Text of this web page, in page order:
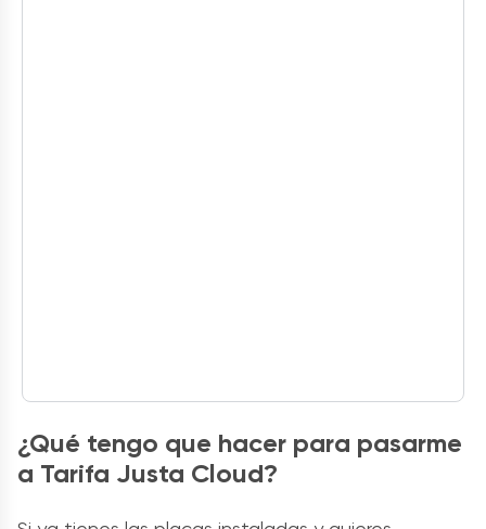
¿Qué tengo que hacer para pasarme
a Tarifa Justa Cloud?